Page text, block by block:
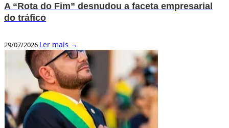
A “Rota do Fim” desnudou a faceta empresarial
do tráfico
29/07/2026 Ler mais →